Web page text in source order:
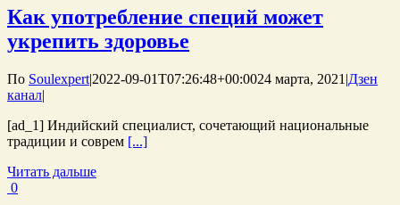
Как употребление специй может
укрепить здоровье
По Soulexpert|2022-09-01T07:26:48+00:0024 марта, 2021 |Дзен
канал|
[ad_1] Индийский специалист, сочетающий национальные
традиции и соврем [...]
Читать дальше
0